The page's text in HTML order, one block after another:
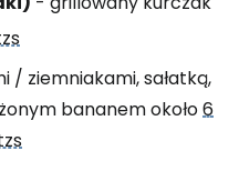
/ ziemniakami, sałatką,
bananem około6